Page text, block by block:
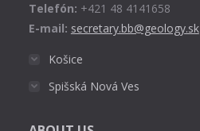
Telefón: +421 48 4141658
E-mail: secretary.bb@geology.sk
Košice
Spišská Nová Ves